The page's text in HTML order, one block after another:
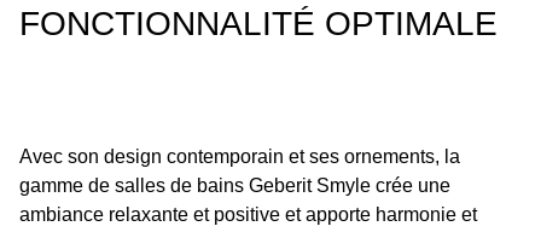
FONCTIONNALITÉ OPTIMALE
Avec son design contemporain et ses ornements, la
gamme de salles de bains Geberit Smyle crée une
ambiance relaxante et positive et apporte harmonie et